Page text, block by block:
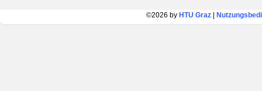
©2026 by HTU Graz|